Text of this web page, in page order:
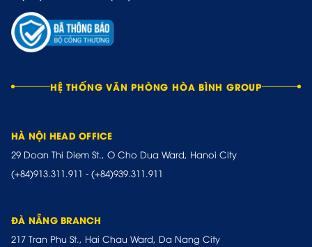
HỆ THỐNG VĂN PHÒNG HÒA BÌNH GROUP
HÀ NỘI HEAD OFFICE
29 Doan Thi Diem St., O Cho Dua Ward, Hanoi City
(+84)913.311.911 - (+84)939.311.911
ĐÀ NẴNG BRANCH
217 Tran Phu St., Hai Chau Ward, Da Nang City